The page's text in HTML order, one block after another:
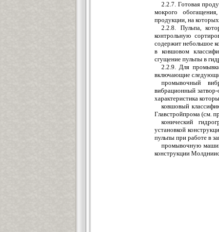
2.2.7. Готовая
мокрого
продукции, на
2.2.8. Пульпа,
контрольную
содержит небольшое
в ковшовом
сгущение пульпы в
2.2.9. Для
включающие
промывочный
вибрационный
характеристика
ковшовый
Главстройпрома (см.
конический
установкой
пульпы при работе в
промывочную
конструкции